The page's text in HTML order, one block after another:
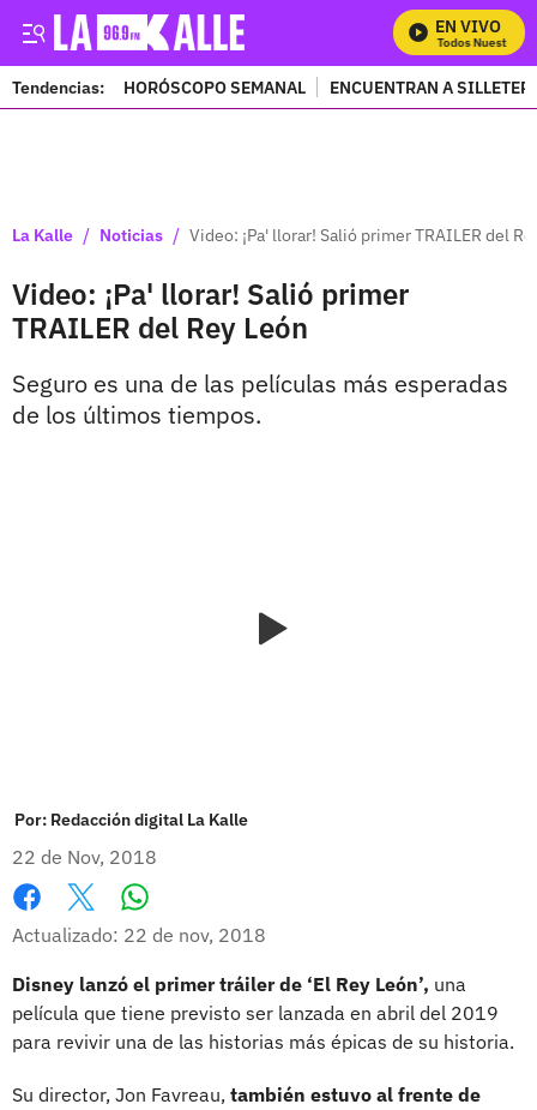
EN VIVO
Mira Todos Nuestros
Tendencias: HORÓSCOPO SEMANAL ENCUENTRAN A
La Kalle / Noticias / Video: ¡Pa' llorar! Salió primer TRAILER del
Video: ¡Pa' llorar! Salió primer
TRAILER del Rey León
Seguro es una de las películas más esperadas
de los últimos tiempos.
Por: Redacción digital La Kalle
22 de Nov, 2018
Facebook
X Whatsapp
Actualizado: 22 de nov, 2018
Disney lanzó el primer tráiler de ‘El Rey León’, una
película que tiene previsto ser lanzada en abril del 2019
para revivir una de las historias más épicas de su historia.
Su director, Jon Favreau, también estuvo al frente de